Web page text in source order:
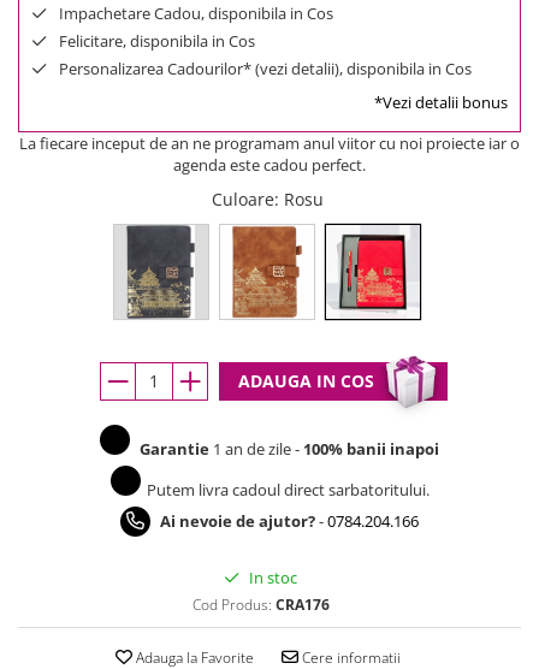
Impachetare Cadou, disponibila in Cos
Felicitare, disponibila in Cos
Personalizarea Cadourilor* (vezi detalii), disponibila in Cos
*Vezi detalii bonus
La fiecare inceput de an ne programam anul viitor cu noi proiecte iar o
agenda este cadou perfect.
Culoare: Rosu
ADAUGA IN COS
Garantie 1 an de zile - 100% banii inapoi
Putem livra cadoul direct sarbatoritului.
Ai nevoie de ajutor?-0784.204.166
In stoc
Cod Produs: CRA176
Adauga la Favorite Cere informatii